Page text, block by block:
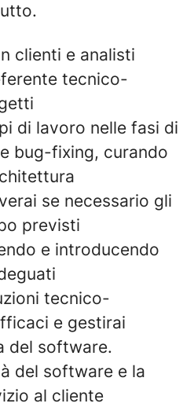
clienti e analisti
tecnico-
di lavoro nelle fasi di
bug-fixing, curando
se necessario gli
previsti
e introducendo
tecnico-
e gestirai
del software.
del software e la
al cliente